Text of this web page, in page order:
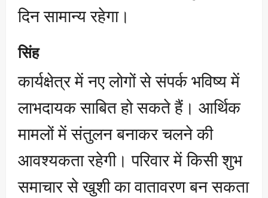
दिन सामान्य रहेगा।
सिंह
कार्यक्षेत्र में नए लोगों से संपर्क भविष्य में
लाभदायक साबित हो सकते हैं। आर्थिक
मामलों में संतुलन बनाकर चलने की
आवश्यकता रहेगी। परिवार में किसी शुभ
समाचार से खुशी का वातावरण बन सकता